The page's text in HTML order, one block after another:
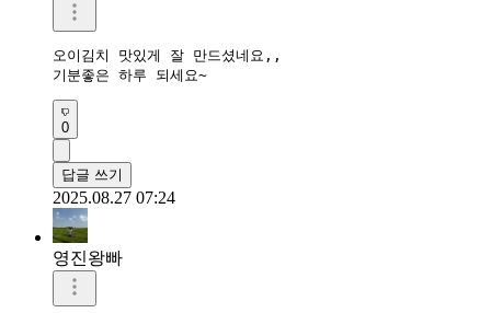
오이김치 맛있게 잘 만드셨네요,,
기분좋은 하루 되세요~
0
답글 쓰기
2025.08.27 07:24
영진왕빠